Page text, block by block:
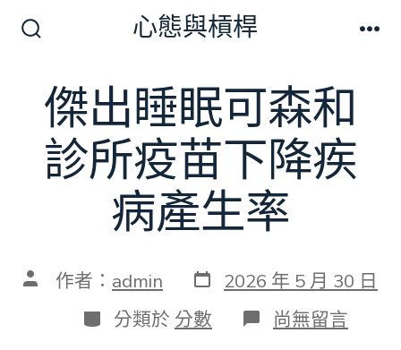
換
關
心態與槓桿
傑出睡眠可森和
診所疫苗下降疾
病產生率
文 作者： admin 發
表
日
期
2026 年 5 月 30 日
分
類
分類於 分數 在
〈傑
尚無留言